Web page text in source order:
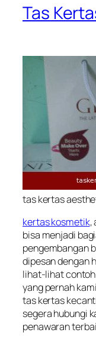
Tas
tas kertas
kertas kosmetik,
bisa menjadi
pengembangan
dipesan dengan
lihat-lihat
yang pernah
tas kertas
segera hubungi
penawaran